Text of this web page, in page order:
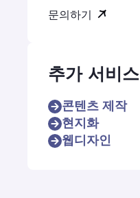
문의하기
추가 서비스
콘텐츠 제작
현지화
웹디자인